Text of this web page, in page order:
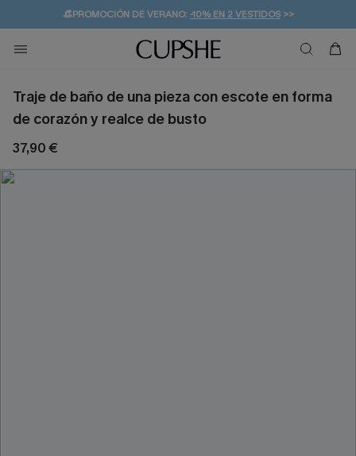
👒PROMOCIÓN DE VERANO:-10% EN 2 VESTIDOS>>
💌¡SUSCRIBIRSE & GANAR -10% EXTRA!
🚚ENVÍO GRATUITO A PARTIR DE 49 € >>
Traje de baño de una pieza con escote en forma
de corazón y realce de busto
37,90 €